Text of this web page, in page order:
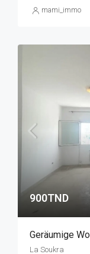
mami_immo
900TND
Geräumige
La Soukra